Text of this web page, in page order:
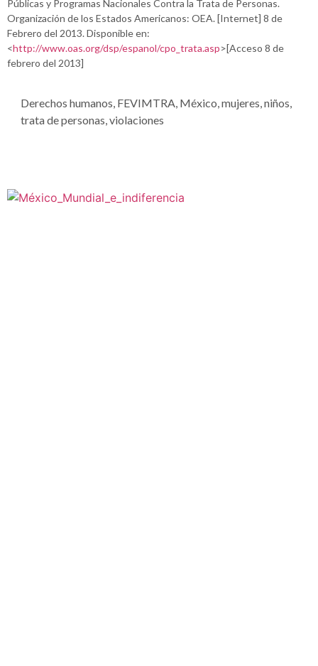
Públicas y Programas Nacionales Contra la Trata de Personas.
Organización de los Estados Americanos: OEA. [Internet] 8 de
Febrero del 2013. Disponible en:
<http://www.oas.org/dsp/espanol/cpo_trata.asp>[Acceso 8 de
febrero del 2013]
Derechos humanos, FEVIMTRA, México,mujeres,niños,
trata de personas,violaciones